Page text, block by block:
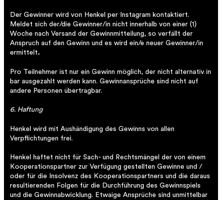
Der Gewinner wird von Henkel per Instagram kontaktiert.
Meldet sich der/die Gewinner/in nicht innerhalb von einer (1)
Woche nach Versand der Gewinnmitteilung, so verfällt der
Anspruch auf den Gewinn und es wird ein/e neuer Gewinner/in
ermittelt.
Pro Teilnehmer ist nur ein Gewinn möglich, der nicht alternativ in
bar ausgezahlt werden kann. Gewinnansprüche sind nicht auf
andere Personen übertragbar.
6. Haftung
Henkel wird mit Aushändigung des Gewinns von allen
Verpflichtungen frei.
Henkel haftet nicht für Sach- und Rechtsmängel der von einem
Kooperationspartner zur Verfügung gestellten Gewinne und /
oder für die Insolvenz des Kooperationspartners und die daraus
resultierenden Folgen für die Durchführung des Gewinnspiels
und die Gewinnabwicklung. Etwaige Ansprüche sind unmittelbar